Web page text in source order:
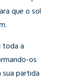
que o sol
toda a
os
sua partida